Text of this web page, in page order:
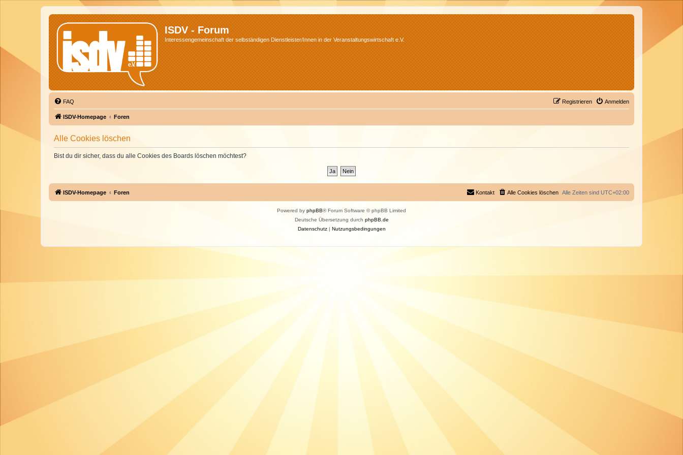
ISDV - Forum
Interessengemeinschaft der selbständigen Dienstleister/Innen in der Veranstaltungswirtschaft e.V.
FAQ Anmelden
Registrieren
ISDV-Homepage Foren
Alle Cookies löschen
Bist du dir sicher, dass du alle Cookies des Boards löschen möchtest?
ISDV-Homepage Foren Alle Zeiten sind UTC+02:00
Alle Cookies löschen
Kontakt
Powered by phpBB® Forum Software © phpBB Limited
Deutsche Übersetzung durch phpBB.de
Datenschutz| Nutzungsbedingungen